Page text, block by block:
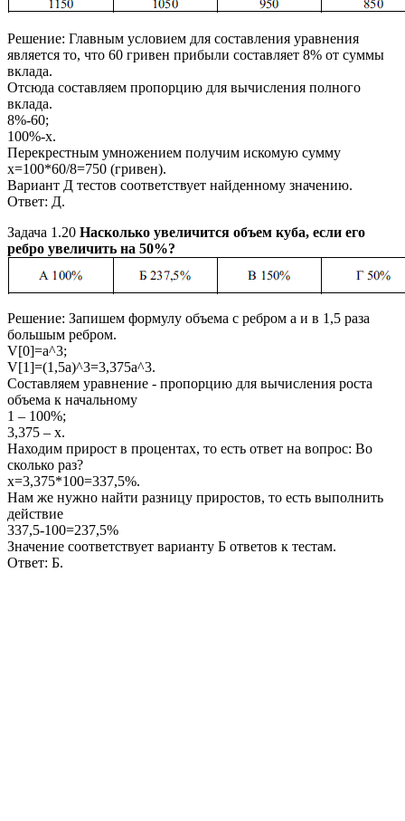
Решение: Главным условием для составления уравнения
является то, что 60 гривен прибыли составляет 8% от суммы
вклада.
Отсюда составляем пропорцию для вычисления полного
вклада.
8%-60;
100%-х.
Перекрестным умножением получим искомую сумму
х=100*60/8=750 (гривен).
Вариант Д тестов соответствует найденному значению.
Ответ: Д.
Задача 1.20 Насколько увеличится объем куба, если его
ребро увеличить на 50%?
Решение: Запишем формулу объема с ребром а и в 1,5 раза
большым ребром.
V[0]=a^3;
V[1]=(1,5a)^3=3,375a^3.
Составляем уравнение - пропорцию для вычисления роста
объема к начальному
1 – 100%;
3,375 – x.
Находим прирост в процентах, то есть ответ на вопрос: Во
сколько раз?
x=3,375*100=337,5%.
Нам же нужно найти разницу приростов, то есть выполнить
действие
337,5-100=237,5%
Значение соответствует варианту Б ответов к тестам.
Ответ: Б.